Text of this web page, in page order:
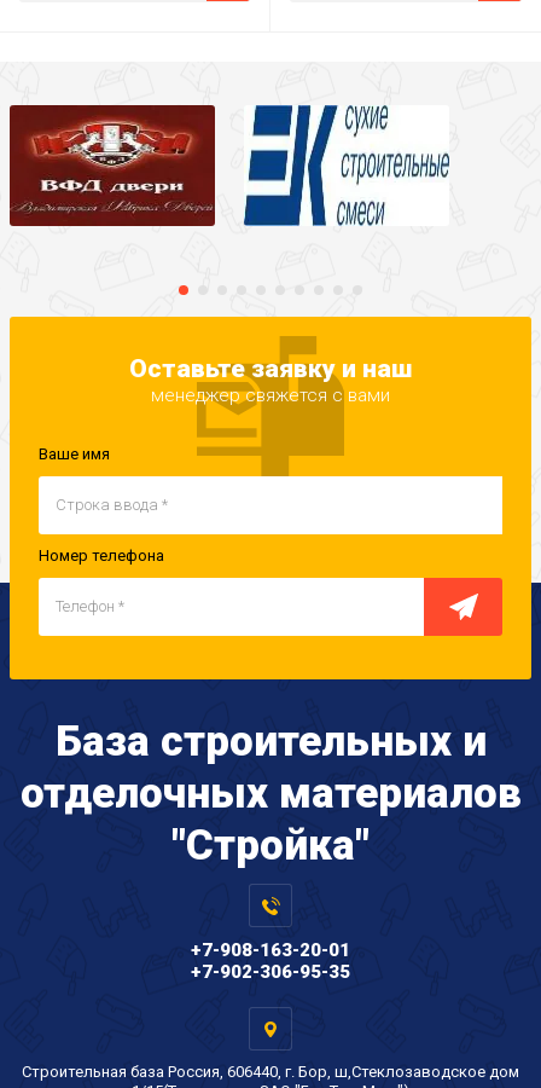
Оставьте заявку и наш
менеджер свяжется с вами
Ваше имя
Номер телефона
База строительных и
отделочных материалов
"Стройка"
+7-908-163-20-01
+7-902-306-95-35
Строительная база Россия, 606440, г. Бор, ш,Стеклозаводское дом